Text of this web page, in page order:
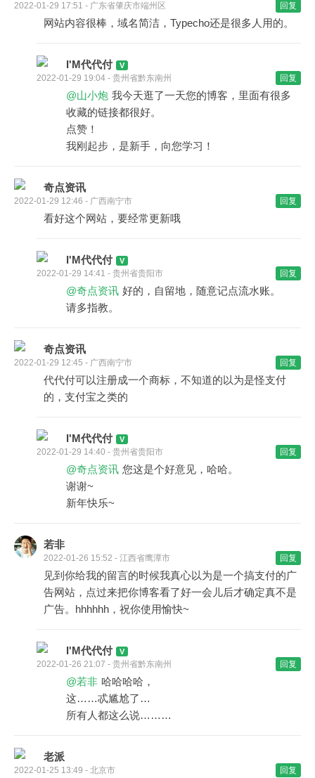
2022-01-29 17:51 - 广东省肇庆市端州区 回复
网站内容很棒，域名简洁，Typecho还是很多人用的。
I'M代代付
2022-01-29 19:04 - 贵州省黔东南州 回复
@山小炮 我今天逛了一天您的博客，里面有很多
收藏的链接都很好。
点赞！
我刚起步，是新手，向您学习！
奇点资讯
2022-01-29 12:46 - 广西南宁市 回复
看好这个网站，要经常更新哦
I'M代代付
2022-01-29 14:41 - 贵州省贵阳市 回复
@奇点资讯 好的，自留地，随意记点流水账。
请多指教。
奇点资讯
2022-01-29 12:45 - 广西南宁市 回复
代代付可以注册成一个商标，不知道的以为是怪支付
的，支付宝之类的
I'M代代付
2022-01-29 14:40 - 贵州省贵阳市 回复
@奇点资讯 您这是个好意见，哈哈。
谢谢~
新年快乐~
若非
2022-01-26 15:52 - 江西省鹰潭市 回复
见到你给我的留言的时候我真心以为是一个搞支付的广
告网站，点过来把你博客看了好一会儿后才确定真不是
广告。hhhhhh，祝你使用愉快~
I'M代代付
2022-01-26 21:07 - 贵州省黔东南州 回复
@若非 哈哈哈哈，
这……忒尴尬了…
所有人都这么说………
老派
2022-01-25 13:49 - 北京市 回复